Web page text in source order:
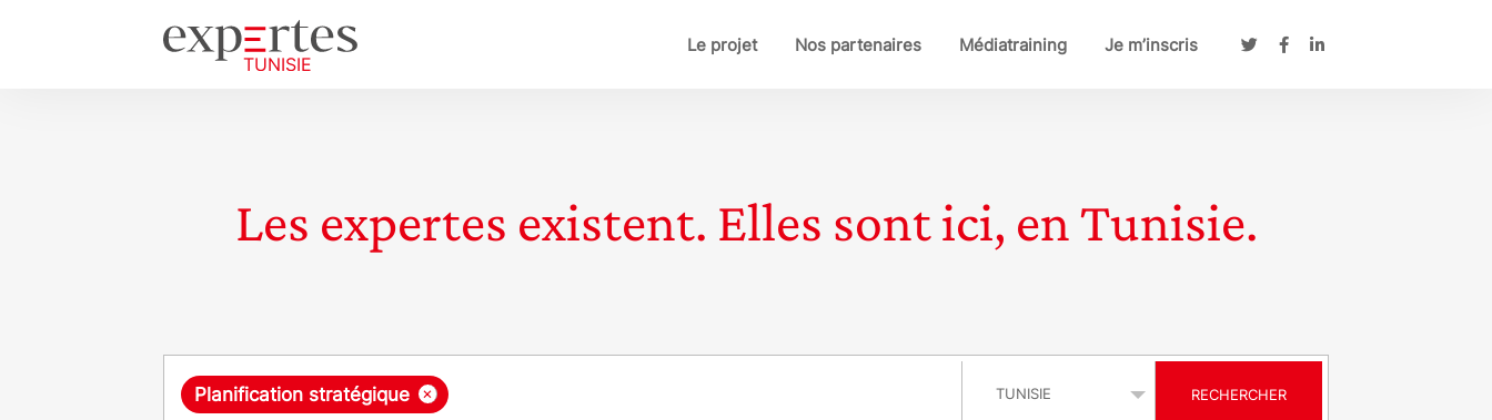
Le projet Nos partenaires Médiatraining Je m’inscris
Les expertes existent. Elles sont ici, en Tunisie.
Requête ×
Planification stratégique RECHERCHER